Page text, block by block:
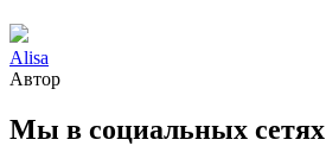
Alisa
Автор
Мы в социальных сетях